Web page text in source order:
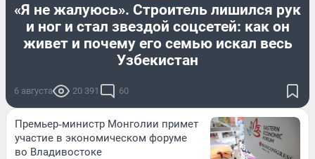
«Я не жалуюсь». Строитель лишился рук
и ног и стал звездой соцсетей: как он
живет и почему его семью искал весь
Узбекистан
6 августа 20 391 60
Премьер‑министр Монголии примет
участие в экономическом форуме
во Владивостоке